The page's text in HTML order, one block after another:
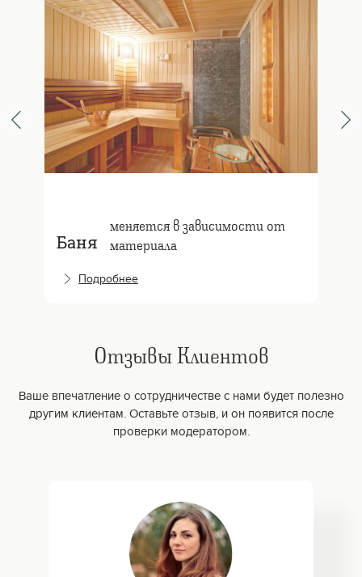
Баня
меняется в зависимости от
материала
Подробнее
Отзывы Клиентов
Ваше впечатление о сотрудничестве с нами будет полезно
другим клиентам. Оставьте отзыв, и он появится после
проверки модератором.